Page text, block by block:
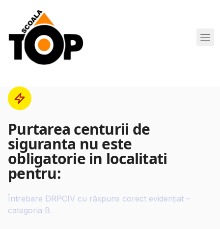
Scoala de Soferi TOP navigation
Purtarea centurii de
siguranta nu este
obligatorie in localitati
pentru:
Întrebare DRPCIV cu răspuns corect evidențiat –
categoria B